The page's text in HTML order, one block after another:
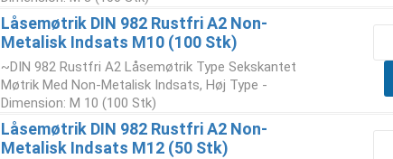
Låsemøtrik DIN 982 Rustfri A2 Non-
Metalisk Indsats M10 (100 Stk)
~DIN 982 Rustfri A2 Låsemøtrik Type Sekskantet
Møtrik Med Non-Metalisk Indsats, Høj Type -
Dimension: M 10 (100 Stk)
Låsemøtrik DIN 982 Rustfri A2 Non-
Metalisk Indsats M12 (50 Stk)